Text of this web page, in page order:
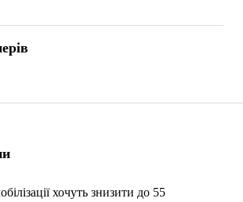
хочуть знизити до 55